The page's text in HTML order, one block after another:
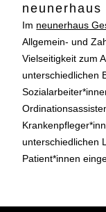
Im neunerhaus
Allgemein- und
Vielseitigkeit zum
unterschiedlichen
unterschiedlichen
Patient*innen